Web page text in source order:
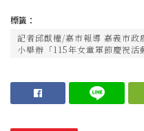
標籤：
記者邱猷權/嘉市報導 嘉義市政
小舉辦「115年女童軍節慶祝